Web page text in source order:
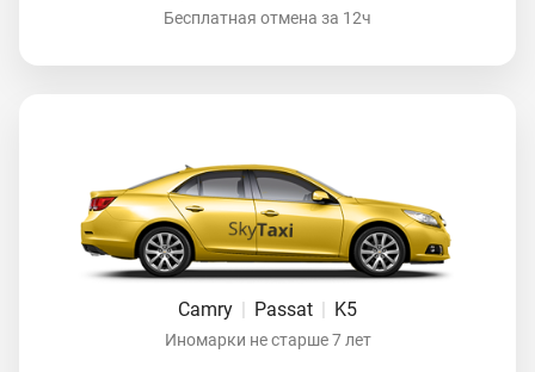
Бесплатная отмена за 12ч
Camry Passat K5
Иномарки не старше 7 лет